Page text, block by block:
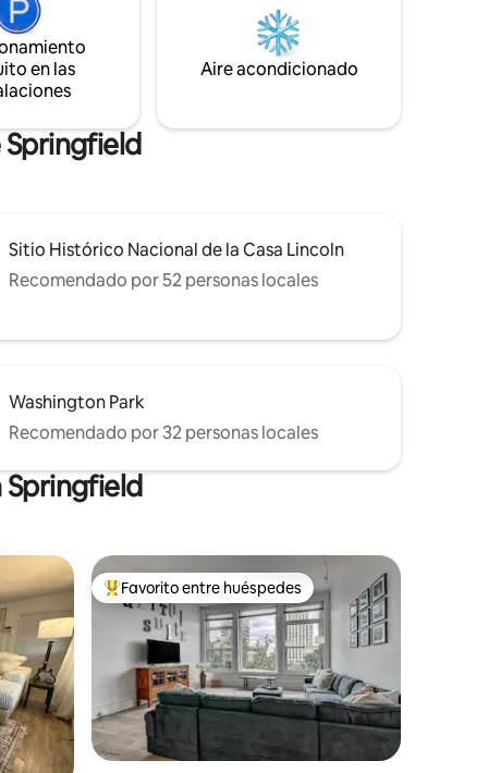
mejor que la ciudad tiene para ofrecer.
en las
Aire acondicionado
Sitio Histórico Nacional de la Casa Lincoln
Recomendado por 52 personas locales
Washington Park
Recomendado por 32 personas locales
Favorito entre huéspedes preferido
Favorito entre huéspedes